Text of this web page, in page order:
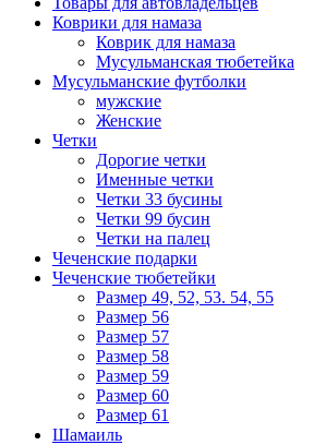
Коврики для намаза
Коврик для намаза
Мусульманская тюбетейка
Мусульманские футболки
мужские
Женские
Четки
Дорогие четки
Именные четки
Четки 33 бусины
Четки 99 бусин
Четки на палец
Чеченские подарки
Чеченские тюбетейки
Размер 49, 52, 53. 54, 55
Размер 56
Размер 57
Размер 58
Размер 59
Размер 60
Размер 61
Шамаиль